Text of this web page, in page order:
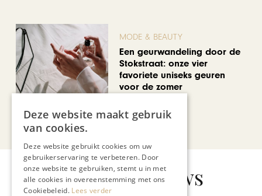
MODE & BEAUTY
Een geurwandeling door de
Stokstraat: onze vier
favoriete uniseks geuren
voor de zomer
Bekijk alle artikelen
Gerelateerd nieuws
Deze website maakt gebruik
van cookies.
Deze website gebruikt cookies om uw
gebruikerservaring te verbeteren. Door
onze website te gebruiken, stemt u in met
alle cookies in overeenstemming met ons
Cookiebeleid. Lees verder